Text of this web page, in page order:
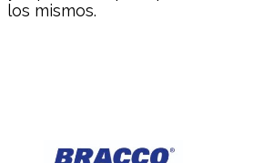
los mismos.